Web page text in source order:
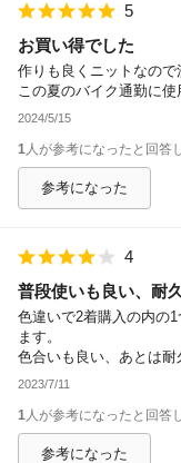
5
お買い得でした
作りも良くニットなの
この夏のバイク通勤に使
2024/5/15
1人が参考になったと回答
参考になった
4
普段使いも良い、耐
色違いで2着購入の内の
ます。
色合いも良い、あとは耐
2023/7/11
1人が参考になったと回答
参考になった
除外ワード